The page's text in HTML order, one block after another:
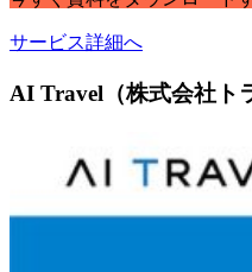
サービス詳細へ
AI Travel（株式会社ト